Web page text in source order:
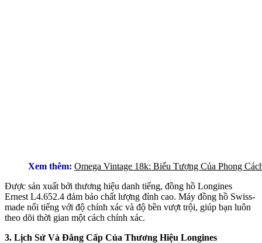
Xem thêm: Omega Vintage 18k: Biểu Tượng Của Phong
Được sản xuất bởi thương hiệu danh tiếng, đồng hồ Longines
Ernest L4.652.4 đảm bảo chất lượng đỉnh cao. Máy đồng hồ Swiss-
made nổi tiếng với độ chính xác và độ bền vượt trội, giúp bạn luôn
theo dõi thời gian một cách chính xác.
3. Lịch Sử Và Đẳng Cấp Của Thương Hiệu Longines